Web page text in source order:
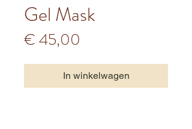
Gel Mask
€ 45,00
In winkelwagen